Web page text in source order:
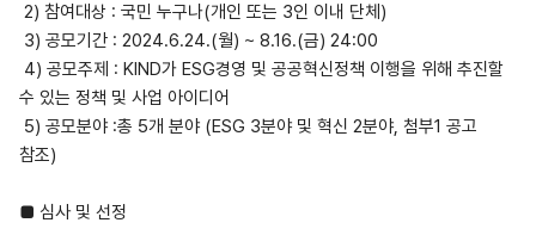
2) 참여대상 : 국민 누구나(개인 또는 3인 이내 단체)
3) 공모기간 : 2024.6.24.(월) ~ 8.16.(금) 24:00
4) 공모주제 : KIND가 ESG경영 및 공공혁신정책 이행을 위해 추진할
수 있는 정책 및 사업 아이디어
5) 공모분야 :총 5개 분야 (ESG 3분야 및 혁신 2분야, 첨부1 공고
참조)
■ 심사 및 선정